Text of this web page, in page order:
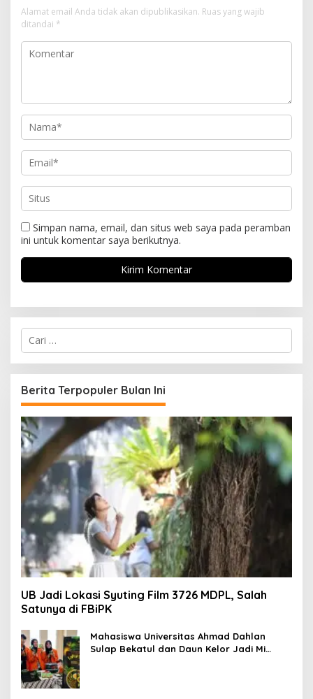
Alamat email Anda tidak akan dipublikasikan. Ruas yang wajib
ditandai *
Simpan nama, email, dan situs web saya pada peramban
ini untuk komentar saya berikutnya.
C
i
u
n
t
u
k
:
Berita Terpopuler Bulan Ini
UB Jadi Lokasi Syuting Film 3726 MDPL, Salah
Satunya di FBiPK
Mahasiswa Universitas Ahmad Dahlan
Sulap Bekatul dan Daun Kelor Jadi Mi